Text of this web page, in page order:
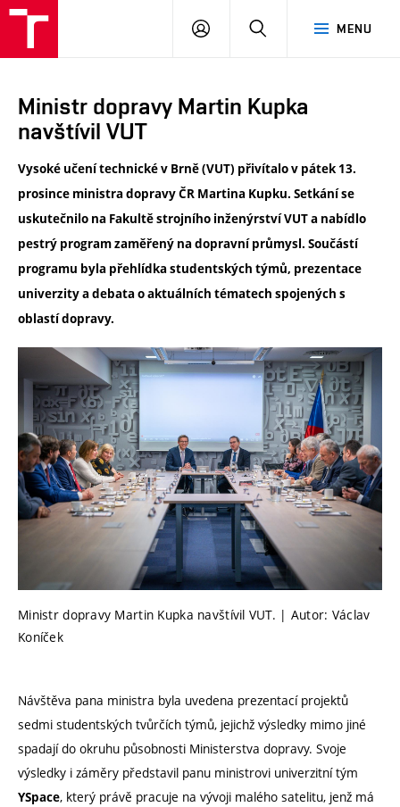
MENU
PŘIHLÁSIT
Ministr dopravy Martin Kupka
navštívil VUT
Vysoké učení technické v Brně (VUT) přivítalo v pátek 13.
prosince ministra dopravy ČR Martina Kupku. Setkání se
uskutečnilo na Fakultě strojního inženýrství VUT a nabídlo
pestrý program zaměřený na dopravní průmysl. Součástí
programu byla přehlídka studentských týmů, prezentace
univerzity a debata o aktuálních tématech spojených s
oblastí dopravy.
Ministr dopravy Martin Kupka navštívil VUT. | Autor: Václav
Koníček
Návštěva pana ministra byla uvedena prezentací projektů
sedmi studentských tvůrčích týmů, jejichž výsledky mimo jiné
spadají do okruhu působnosti Ministerstva dopravy. Svoje
výsledky i záměry představil panu ministrovi univerzitní tým
YSpace, který právě pracuje na vývoji malého satelitu, jenž má